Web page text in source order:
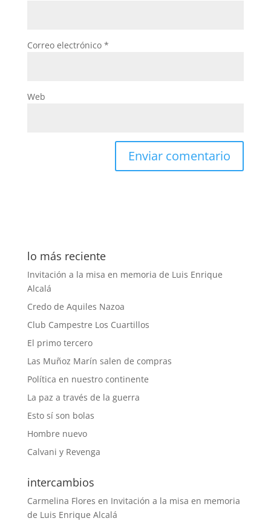
Correo electrónico *
Web
lo más reciente
Invitación a la misa en memoria de Luis Enrique
Alcalá
Credo de Aquiles Nazoa
Club Campestre Los Cuartillos
El primo tercero
Las Muñoz Marín salen de compras
Política en nuestro continente
La paz a través de la guerra
Esto sí son bolas
Hombre nuevo
Calvani y Revenga
intercambios
Carmelina Flores en Invitación a la misa en memoria
de Luis Enrique Alcalá